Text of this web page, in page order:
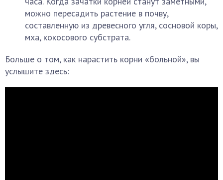
можно пересадить растение в почву,
составленную из древесного угля, сосновой коры,
мха, кокосового субстрата.
Больше о том, как нарастить корни «больной», вы
услышите здесь: